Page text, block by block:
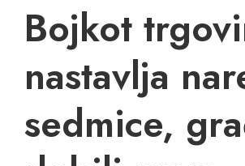
Bojkot
nastavlja
sedmice,